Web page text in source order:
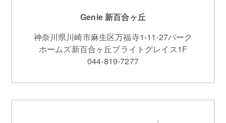
Genie 新百合ヶ丘
神奈川県川崎市麻生区万福寺1-11-27パーク
ホームズ新百合ヶ丘ブライトグレイス1F
044-819-7277